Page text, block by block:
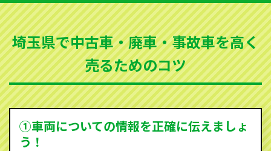
など動かない車、水害車、不動車、乗らなくなってし
まった車、車検が切れて動かすことができない車でも
買取可能です。
ソコカラは世界１１０か国に独自の販売ネットワーク
を持ち、国内に自社物流網、自社ヤードをもっている
ため、中間マージンがかかりません。だから高価買取
を実現し、お客様に利益を還元することができるので
す。
埼玉県で中古車・廃車・事故車を高く
売るためのコツ
①車両についての情報を正確に伝えましょ
う！